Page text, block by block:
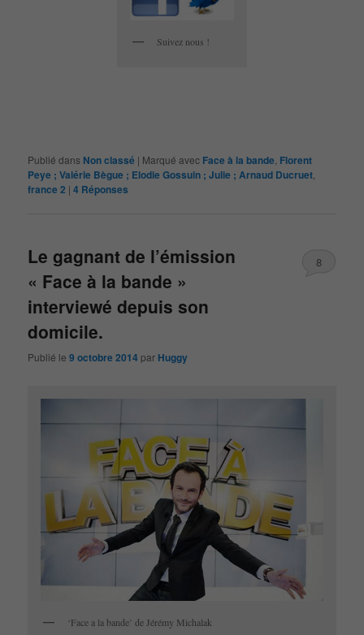
Suivez nous !
Publié dans Non classé | Marqué avec Face à la bande Florent
Peye ; Valérie Bègue ; Elodie Gossuin ; Julie ; Arnaud Ducruet
france 2 |4 Réponses
Le gagnant de l’émission
« Face à la bande »
interviewé depuis son
domicile.
Publié le9 octobre 2014 par Huggy
8
‘Face a la bande’ de Jérémy Michalak